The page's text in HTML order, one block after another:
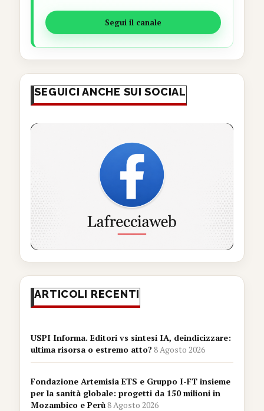
Segui il canale
SEGUICI ANCHE SUI SOCIAL
ARTICOLI RECENTI
USPI Informa. Editori vs sintesi IA, deindicizzare:
ultima risorsa o estremo atto?8 Agosto 2026
Fondazione Artemisia ETS e Gruppo I-FT insieme
per la sanità globale: progetti da 150 milioni in
Mozambico e Perù8 Agosto 2026